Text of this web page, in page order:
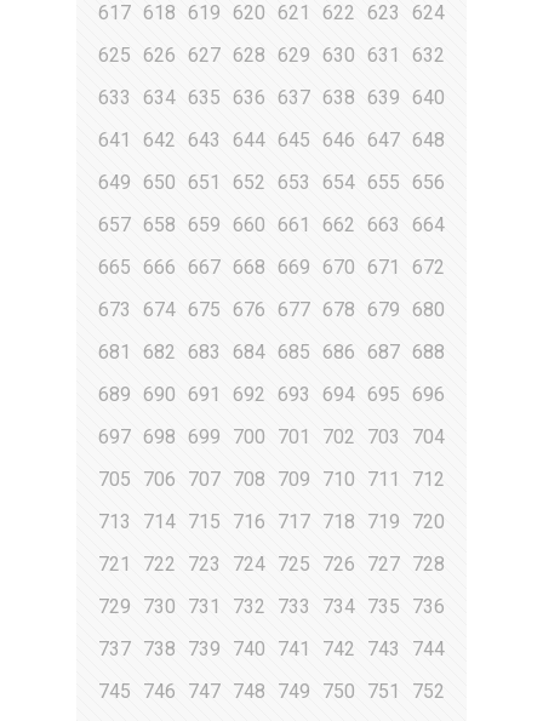
617 618 619 620 621 622 623
624
625
626 627 628 629 630 631
632
633
634 635 636 637 638 639 640
641
642 643 644 645 646 647 648
649
650 651 652 653 654 655 656
657 658 659 660 661 662 663
664
665
666 667 668 669 670 671
672
673
674 675 676 677 678 679
680
681
682 683 684 685 686 687 688
689
690 691 692 693 694 695
696
697 698 699 700 701 702 703
704
705
706 707 708 709 710 711
712
713
714 715 716 717 718 719
720
721
722 723 724 725 726 727 728
729
730 731 732 733 734 735
736
737 738 739 740 741 742 743
744
745
746 747 748 749 750 751
752